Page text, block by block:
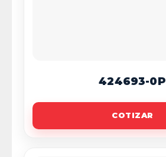
424693-0P
COTIZAR